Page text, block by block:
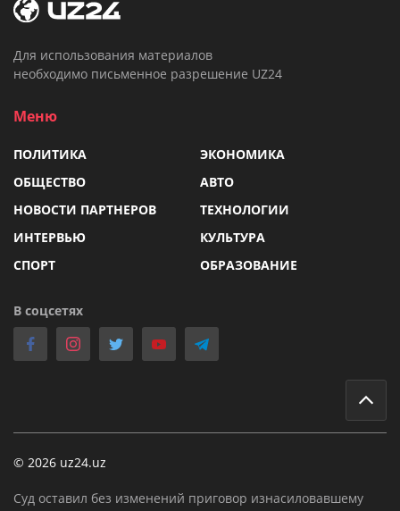
Для использования материалов
необходимо письменное разрешение UZ24
Меню
ПОЛИТИКА
ЭКОНОМИКА
ОБЩЕСТВО
АВТО
НОВОСТИ ПАРТНЕРОВ
ТЕХНОЛОГИИ
ИНТЕРВЬЮ
КУЛЬТУРА
СПОРТ
ОБРАЗОВАНИЕ
В соцсетях
© 2026 uz24.uz
Суд оставил без изменений приговор изнасиловавшему